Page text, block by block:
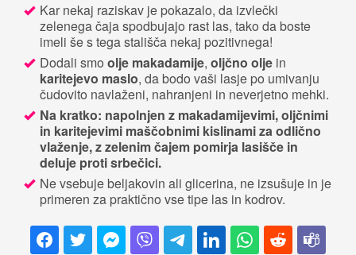
Kar nekaj raziskav je pokazalo, da izvlečki
zelenega čaja spodbujajo rast las, tako da boste
imeli še s tega stališča nekaj pozitivnega!
Dodali smo olje makadamije, oljčno olje in
karitejevo maslo, da bodo vaši lasje po umivanju
čudovito navlaženi, nahranjeni in neverjetno mehki.
Na kratko: napolnjen z makadamijevimi, oljčnimi
in karitejevimi maščobnimi kislinami za odlično
vlaženje, z zelenim čajem pomirja lasišče in
deluje proti srbečici.
Ne vsebuje beljakovin ali glicerina, ne izsušuje in je
primeren za praktično vse tipe las in kodrov.